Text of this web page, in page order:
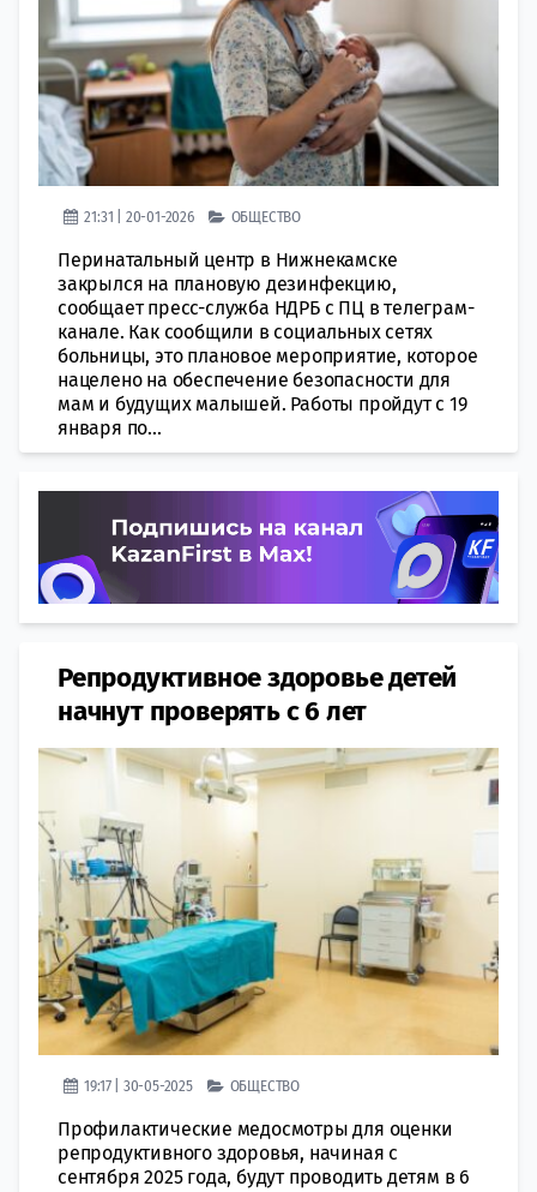
21:31 | 20-01-2026 ОБЩЕСТВО
Перинатальный центр в Нижнекамске
закрылся на плановую дезинфекцию,
сообщает пресс-служба НДРБ с ПЦ в телеграм-
канале. Как сообщили в социальных сетях
больницы, это плановое мероприятие, которое
нацелено на обеспечение безопасности для
мам и будущих малышей. Работы пройдут с 19
января по...
Репродуктивное здоровье детей
начнут проверять с 6 лет
19:17 | 30-05-2025 ОБЩЕСТВО
Профилактические медосмотры для оценки
репродуктивного здоровья, начиная с
сентября 2025 года, будут проводить детям в 6